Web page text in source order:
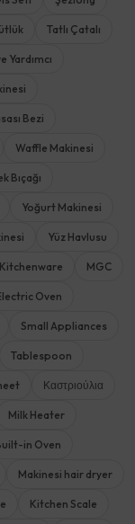
Tatlı Çatalı
Yardımcı
Bezi
Waffle Makinesi
Bıçağı
Yoğurt Makinesi
Yüz Havlusu
MGC
Oven
Small Appliances
Tablespoon
Καστριούλια
Milk Heater
in Oven
Makinesi hair dryer
Kitchen Scale